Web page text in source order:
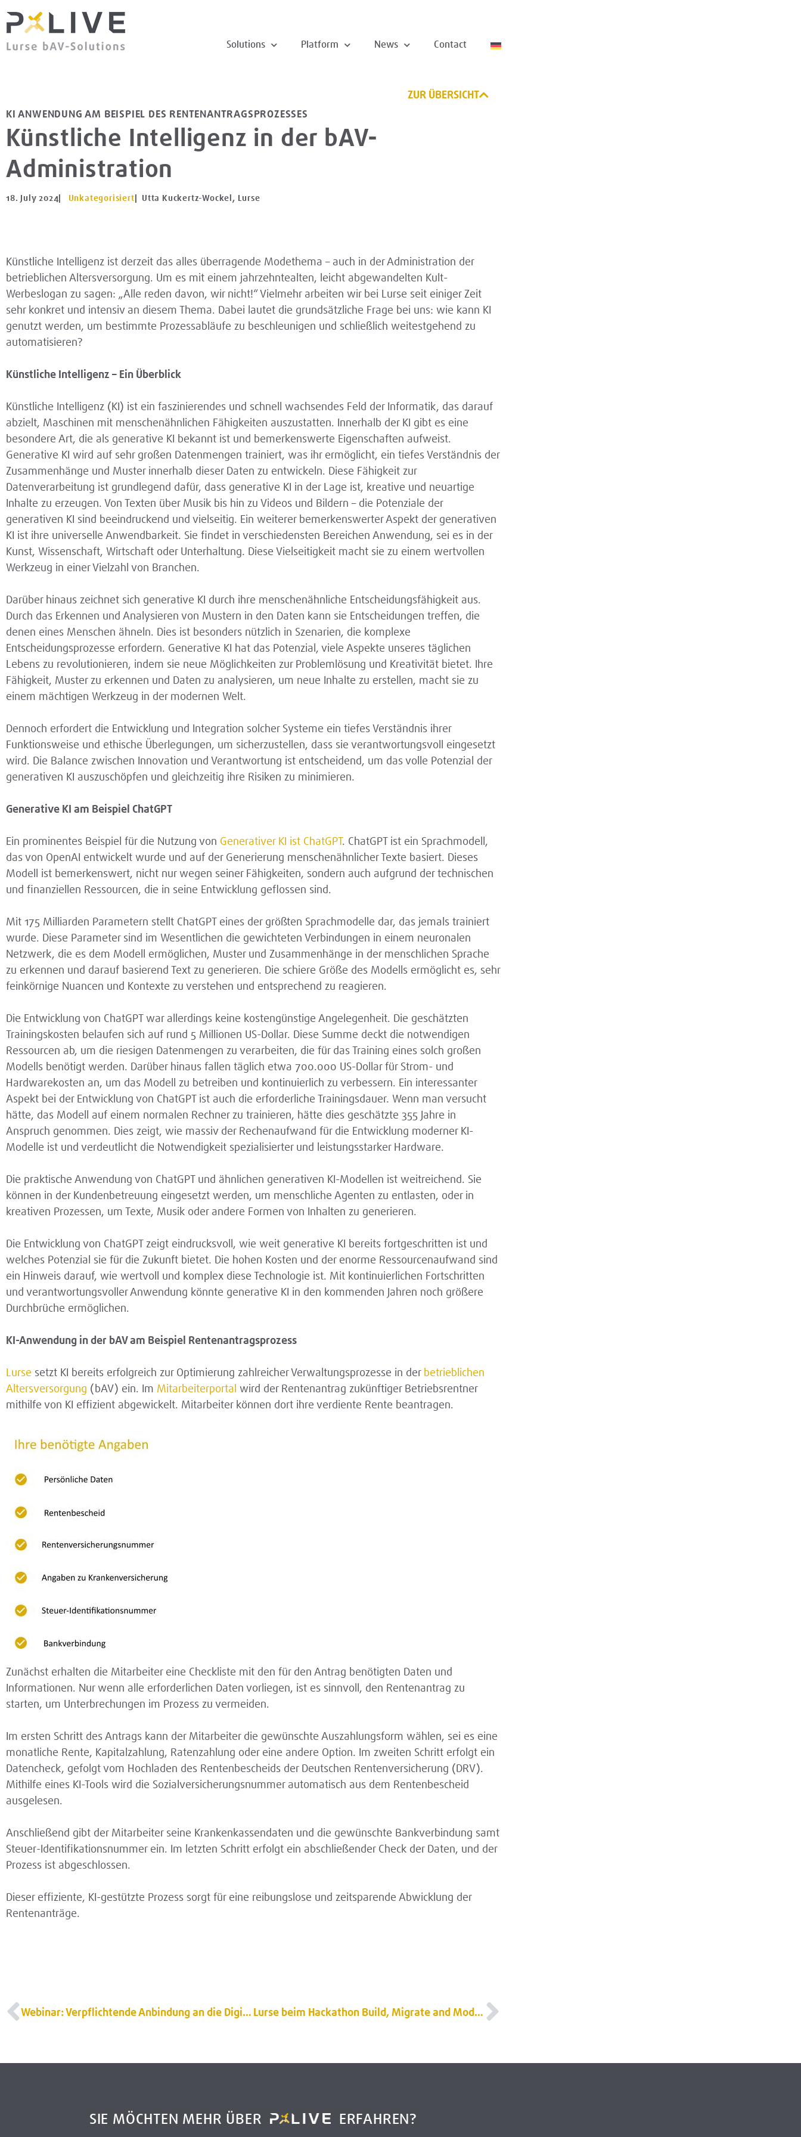
Solutions Platform News Contact
ZUR ÜBERSICHT
KI ANWENDUNG AM BEISPIEL DES RENTENANTRAGSPROZESSES
Künstliche Intelligenz in der bAV-
Administration
18. July 2024| Unkategorisiert| Utta Kuckertz-Wockel, Lurse
Künstliche Intelligenz ist derzeit das alles überragende Modethema – auch in der Administration der
betrieblichen Altersversorgung. Um es mit einem jahrzehntealten, leicht abgewandelten Kult-
Werbeslogan zu sagen: „Alle reden davon, wir nicht!“ Vielmehr arbeiten wir bei Lurse seit einiger Zeit
sehr konkret und intensiv an diesem Thema. Dabei lautet die grundsätzliche Frage bei uns: wie kann KI
genutzt werden, um bestimmte Prozessabläufe zu beschleunigen und schließlich weitestgehend zu
automatisieren?
Künstliche Intelligenz – Ein Überblick
Künstliche Intelligenz (KI) ist ein faszinierendes und schnell wachsendes Feld der Informatik, das darauf
abzielt, Maschinen mit menschenähnlichen Fähigkeiten auszustatten. Innerhalb der KI gibt es eine
besondere Art, die als generative KI bekannt ist und bemerkenswerte Eigenschaften aufweist.
Generative KI wird auf sehr großen Datenmengen trainiert, was ihr ermöglicht, ein tiefes Verständnis der
Zusammenhänge und Muster innerhalb dieser Daten zu entwickeln. Diese Fähigkeit zur
Datenverarbeitung ist grundlegend dafür, dass generative KI in der Lage ist, kreative und neuartige
Inhalte zu erzeugen. Von Texten über Musik bis hin zu Videos und Bildern – die Potenziale der
generativen KI sind beeindruckend und vielseitig. Ein weiterer bemerkenswerter Aspekt der generativen
KI ist ihre universelle Anwendbarkeit. Sie findet in verschiedensten Bereichen Anwendung, sei es in der
Kunst, Wissenschaft, Wirtschaft oder Unterhaltung. Diese Vielseitigkeit macht sie zu einem wertvollen
Werkzeug in einer Vielzahl von Branchen.
Darüber hinaus zeichnet sich generative KI durch ihre menschenähnliche Entscheidungsfähigkeit aus.
Durch das Erkennen und Analysieren von Mustern in den Daten kann sie Entscheidungen treffen, die
denen eines Menschen ähneln. Dies ist besonders nützlich in Szenarien, die komplexe
Entscheidungsprozesse erfordern. Generative KI hat das Potenzial, viele Aspekte unseres täglichen
Lebens zu revolutionieren, indem sie neue Möglichkeiten zur Problemlösung und Kreativität bietet. Ihre
Fähigkeit, Muster zu erkennen und Daten zu analysieren, um neue Inhalte zu erstellen, macht sie zu
einem mächtigen Werkzeug in der modernen Welt.
Dennoch erfordert die Entwicklung und Integration solcher Systeme ein tiefes Verständnis ihrer
Funktionsweise und ethische Überlegungen, um sicherzustellen, dass sie verantwortungsvoll eingesetzt
wird. Die Balance zwischen Innovation und Verantwortung ist entscheidend, um das volle Potenzial der
generativen KI auszuschöpfen und gleichzeitig ihre Risiken zu minimieren.
Generative KI am Beispiel ChatGPT
Ein prominentes Beispiel für die Nutzung von Generativer KI ist ChatGPT. ChatGPT ist ein Sprachmodell,
das von OpenAI entwickelt wurde und auf der Generierung menschenähnlicher Texte basiert. Dieses
Modell ist bemerkenswert, nicht nur wegen seiner Fähigkeiten, sondern auch aufgrund der technischen
und finanziellen Ressourcen, die in seine Entwicklung geflossen sind.
Mit 175 Milliarden Parametern stellt ChatGPT eines der größten Sprachmodelle dar, das jemals trainiert
wurde. Diese Parameter sind im Wesentlichen die gewichteten Verbindungen in einem neuronalen
Netzwerk, die es dem Modell ermöglichen, Muster und Zusammenhänge in der menschlichen Sprache
zu erkennen und darauf basierend Text zu generieren. Die schiere Größe des Modells ermöglicht es, sehr
feinkörnige Nuancen und Kontexte zu verstehen und entsprechend zu reagieren.
Die Entwicklung von ChatGPT war allerdings keine kostengünstige Angelegenheit. Die geschätzten
Trainingskosten belaufen sich auf rund 5 Millionen US-Dollar. Diese Summe deckt die notwendigen
Ressourcen ab, um die riesigen Datenmengen zu verarbeiten, die für das Training eines solch großen
Modells benötigt werden. Darüber hinaus fallen täglich etwa 700.000 US-Dollar für Strom- und
Hardwarekosten an, um das Modell zu betreiben und kontinuierlich zu verbessern. Ein interessanter
Aspekt bei der Entwicklung von ChatGPT ist auch die erforderliche Trainingsdauer. Wenn man versucht
hätte, das Modell auf einem normalen Rechner zu trainieren, hätte dies geschätzte 355 Jahre in
Anspruch genommen. Dies zeigt, wie massiv der Rechenaufwand für die Entwicklung moderner KI-
Modelle ist und verdeutlicht die Notwendigkeit spezialisierter und leistungsstarker Hardware.
Die praktische Anwendung von ChatGPT und ähnlichen generativen KI-Modellen ist weitreichend. Sie
können in der Kundenbetreuung eingesetzt werden, um menschliche Agenten zu entlasten, oder in
kreativen Prozessen, um Texte, Musik oder andere Formen von Inhalten zu generieren.
Die Entwicklung von ChatGPT zeigt eindrucksvoll, wie weit generative KI bereits fortgeschritten ist und
welches Potenzial sie für die Zukunft bietet. Die hohen Kosten und der enorme Ressourcenaufwand sind
ein Hinweis darauf, wie wertvoll und komplex diese Technologie ist. Mit kontinuierlichen Fortschritten
und verantwortungsvoller Anwendung könnte generative KI in den kommenden Jahren noch größere
Durchbrüche ermöglichen.
KI-Anwendung in der bAV am Beispiel Rentenantragsprozess
Lurse setzt KI bereits erfolgreich zur Optimierung zahlreicher Verwaltungsprozesse in der betrieblichen
Altersversorgung (bAV) ein. Im Mitarbeiterportal wird der Rentenantrag zukünftiger Betriebsrentner
mithilfe von KI effizient abgewickelt. Mitarbeiter können dort ihre verdiente Rente beantragen.
Zunächst erhalten die Mitarbeiter eine Checkliste mit den für den Antrag benötigten Daten und
Informationen. Nur wenn alle erforderlichen Daten vorliegen, ist es sinnvoll, den Rentenantrag zu
starten, um Unterbrechungen im Prozess zu vermeiden.
Im ersten Schritt des Antrags kann der Mitarbeiter die gewünschte Auszahlungsform wählen, sei es eine
monatliche Rente, Kapitalzahlung, Ratenzahlung oder eine andere Option. Im zweiten Schritt erfolgt ein
Datencheck, gefolgt vom Hochladen des Rentenbescheids der Deutschen Rentenversicherung (DRV).
Mithilfe eines KI-Tools wird die Sozialversicherungsnummer automatisch aus dem Rentenbescheid
ausgelesen.
Anschließend gibt der Mitarbeiter seine Krankenkassendaten und die gewünschte Bankverbindung samt
Steuer-Identifikationsnummer ein. Im letzten Schritt erfolgt ein abschließender Check der Daten, und der
Prozess ist abgeschlossen.
Dieser effiziente, KI-gestützte Prozess sorgt für eine reibungslose und zeitsparende Abwicklung der
Rentenanträge.
Webinar: Verpflichtende Anbindung an die Digitale Rentenübersicht Lurse beim Hackathon Build, Migrate and Modernize with Azure
SIE MÖCHTEN MEHR ÜBER ERFAHREN?